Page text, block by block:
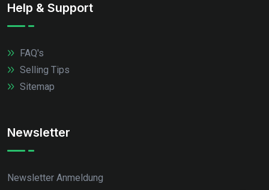
Help & Support
FAQ's
Selling Tips
Sitemap
Newsletter
Newsletter Anmeldung